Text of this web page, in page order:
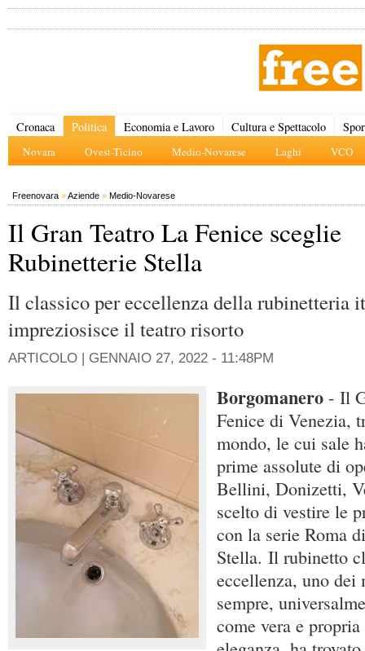
Cronaca Politica
Novara Ovest-Ticino Medio-Novarese Laghi VCO
Economia e Lavoro Cultura e Spettacolo
Freenovara »Aziende » Medio-Novarese
Il Gran Teatro La Fenice sceglie
Rubinetterie Stella
Il classico per eccellenza della rubinetteria
impreziosisce il teatro risorto
ARTICOLO | GENNAIO 27, 2022 - 11:48PM
Borgomanero - Il
Fenice di Venezia,
mondo, le cui sale
prime assolute di
Bellini, Donizetti,
scelto di vestire le
con la serie Roma
Stella. Il rubinetto
eccellenza, uno
sempre,
come vera e